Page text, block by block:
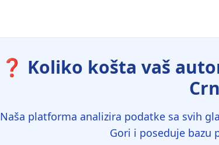
❓ Koliko košta vaš
Naša platforma analizira podatke sa svih
Gori i poseduje bazu